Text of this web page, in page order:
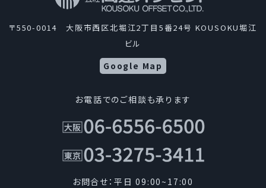
〒550-0014 大阪市西区北堀江2丁目5番24号 KOUSOKU堀江
ビル
Google Map
お電話でのご相談も承ります
お問合せ：平日 09:00~17:00